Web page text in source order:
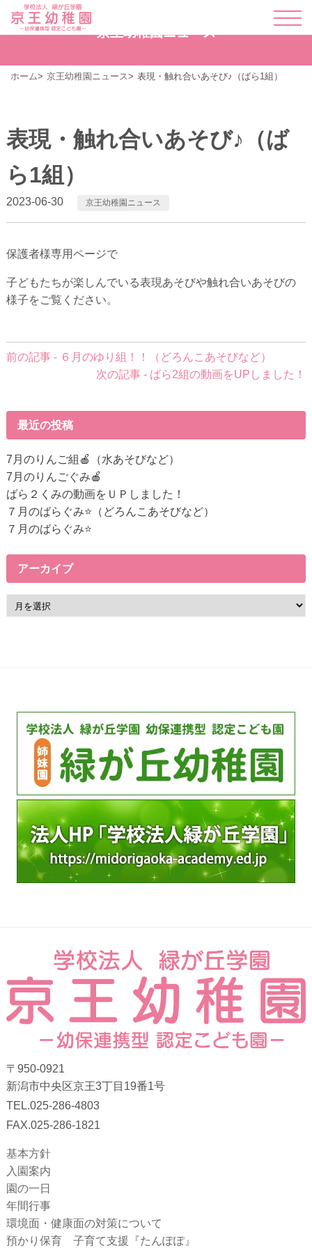
京王幼稚園ニュース
ホーム 京王幼稚園ニュース 表現・触れ合いあそび♪（ばら1組）
表現・触れ合いあそび♪（ば
ら1組）
2023-06-30 京王幼稚園ニュース
保護者様専用ページで
子どもたちが楽しんでいる表現あそびや触れ合いあそびの
様子をご覧ください。
前
へ
の
リ
ン
ク
前の記事 - ６月のゆり組！！（どろんこあそびなど）
次の記事 - ばら2組の動画をUPしました！
最近の投稿
7月のりんご組🍎（水あそびなど）
7月のりんごぐみ🍎
ばら２くみの動画をＵＰしました！
７月のばらぐみ⭐（どろんこあそびなど）
７月のばらぐみ⭐
アーカイブ
ー
ブ
〒950-0921
新潟市中央区京王3丁目19番1号
TEL.025-286-4803
FAX.025-286-1821
基本方針
入園案内
園の一日
年間行事
環境面・健康面の対策について
預かり保育 子育て支援『たんぽぽ』